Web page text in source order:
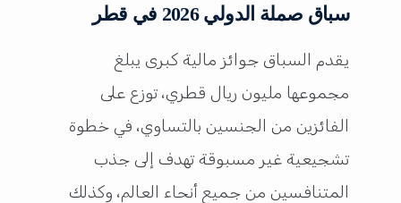
سباق صملة الدولي 2026 في قطر
يقدم السباق جوائز مالية كبرى يبلغ
مجموعها مليون ريال قطري، توزع على
الفائزين من الجنسين بالتساوي، في خطوة
تشجيعية غير مسبوقة تهدف إلى جذب
المتنافسين من جميع أنحاء العالم، وكذلك